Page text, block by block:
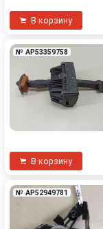
В корзину
№ AP53359758
В корзину
№ AP52949781